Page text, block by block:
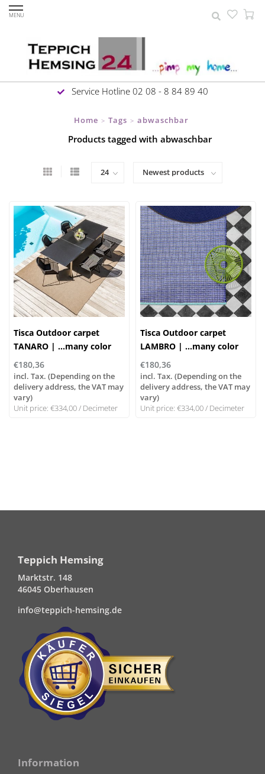
MENU
Service Hotline 02 08 - 8 84 89 40
Home > Tags > abwaschbar
Products tagged with abwaschbar
Tisca Outdoor carpet
TANARO | ...many color
combinations possible!
€180,36
incl. Tax. (Depending on the
delivery address, the VAT may
vary)
Unit price: €334,00 / Decimeter
Tisca Outdoor carpet
LAMBRO | ...many color
combinations possible!
€180,36
incl. Tax. (Depending on the
delivery address, the VAT may
vary)
Unit price: €334,00 / Decimeter
Teppich Hemsing
Marktstr. 148
46045 Oberhausen
info@teppich-hemsing.de
Information